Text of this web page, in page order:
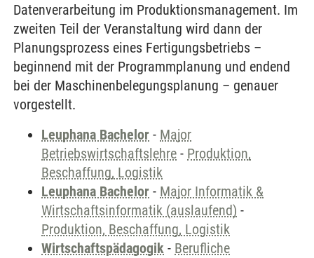
Datenverarbeitung im Produktionsmanagement. Im
zweiten Teil der Veranstaltung wird dann der
Planungsprozess eines Fertigungsbetriebs –
beginnend mit der Programmplanung und endend
bei der Maschinenbelegungsplanung – genauer
vorgestellt.
Leuphana Bachelor - Major
Betriebswirtschaftslehre - Produktion,
Beschaffung, Logistik
Leuphana Bachelor - Major Informatik &
Wirtschaftsinformatik (auslaufend) -
Produktion, Beschaffung, Logistik
Wirtschaftspädagogik - Berufliche